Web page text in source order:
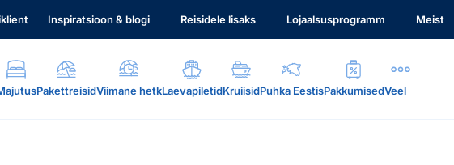
Inspiratsioon & blogi Reisidele lisaks Lojaalsusprogramm Meist
PakettreisidViimane hetkLaevapiletidKruiisidPuhka EestisPakkumisedVeel